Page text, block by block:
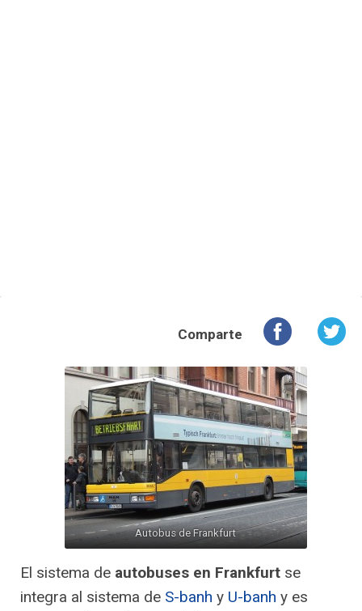
Comparte
Autobus de Frankfurt
El sistema de autobuses en Frankfurt se
integra al sistema de S-banh y U-banh y es